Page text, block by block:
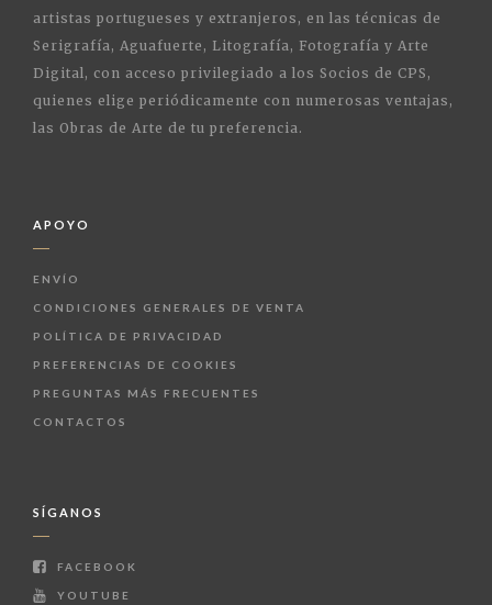
artistas portugueses y extranjeros, en las técnicas de
Serigrafía, Aguafuerte, Litografía, Fotografía y Arte
Digital, con acceso privilegiado a los Socios de CPS,
quienes elige periódicamente con numerosas ventajas,
las Obras de Arte de tu preferencia.
APOYO
ENVÍO
CONDICIONES GENERALES DE VENTA
POLÍTICA DE PRIVACIDAD
PREFERENCIAS DE COOKIES
PREGUNTAS MÁS FRECUENTES
CONTACTOS
SÍGANOS
FACEBOOK
YOUTUBE